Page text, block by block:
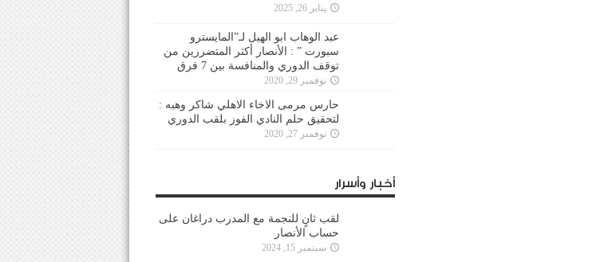
يناير 26, 2025
عبد الوهاب ابو الهيل لـ”المايسترو
سبورت ” : الأنصار أكثر المتضررين من
توقف الدوري والمنافسة بين 7 فرق
نوفمبر 29, 2020
حارس مرمى الاخاء الاهلي شاكر وهبه :
لتحقيق حلم النادي الفوز بلقب الدوري
نوفمبر 27, 2020
أخبار وأسرار
لقب ثانٍ للنجمة مع المدرب دراغان على
حساب الأنصار
سبتمبر 15, 2024